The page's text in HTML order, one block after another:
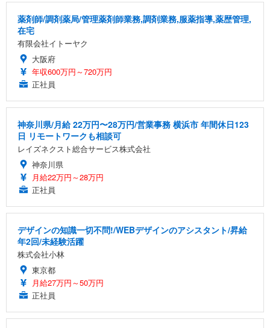
薬剤師/調剤薬局/管理薬剤師業務,調剤業務,服薬指導,薬歴管理,
在宅
有限会社イトーヤク
大阪府
年収600万円～720万円
正社員
神奈川県/月給 22万円〜28万円/営業事務 横浜市 年間休日123
日 リモートワークも相談可
レイズネクスト総合サービス株式会社
神奈川県
月給22万円～28万円
正社員
デザインの知識一切不問!/WEBデザインのアシスタント/昇給
年2回/未経験活躍
株式会社小林
東京都
月給27万円～50万円
正社員